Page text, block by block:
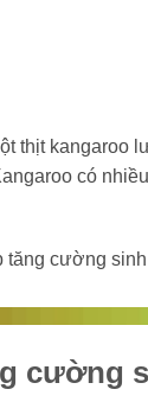
thịt
có
tăng cường
cường